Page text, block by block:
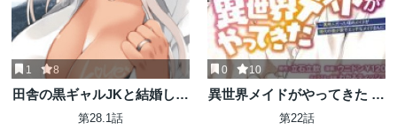
1 8
田舎の黒ギャルJKと結婚しま
した
第28.1話
0 10
異世界メイドがやってきた ～
異邦人だった頃のメイドが現
第22話